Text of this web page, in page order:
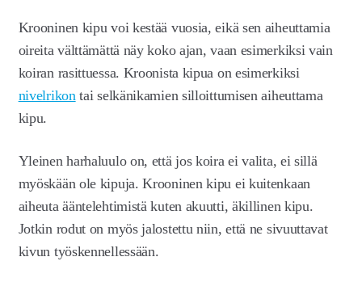
Krooninen kipu voi kestää vuosia, eikä sen aiheuttamia
oireita välttämättä näy koko ajan, vaan esimerkiksi vain
koiran rasittuessa. Kroonista kipua on esimerkiksi
nivelrikon tai selkänikamien silloittumisen aiheuttama
kipu.
Yleinen harhaluulo on, että jos koira ei valita, ei sillä
myöskään ole kipuja. Krooninen kipu ei kuitenkaan
aiheuta ääntelehtimistä kuten akuutti, äkillinen kipu.
Jotkin rodut on myös jalostettu niin, että ne sivuuttavat
kivun työskennellessään.